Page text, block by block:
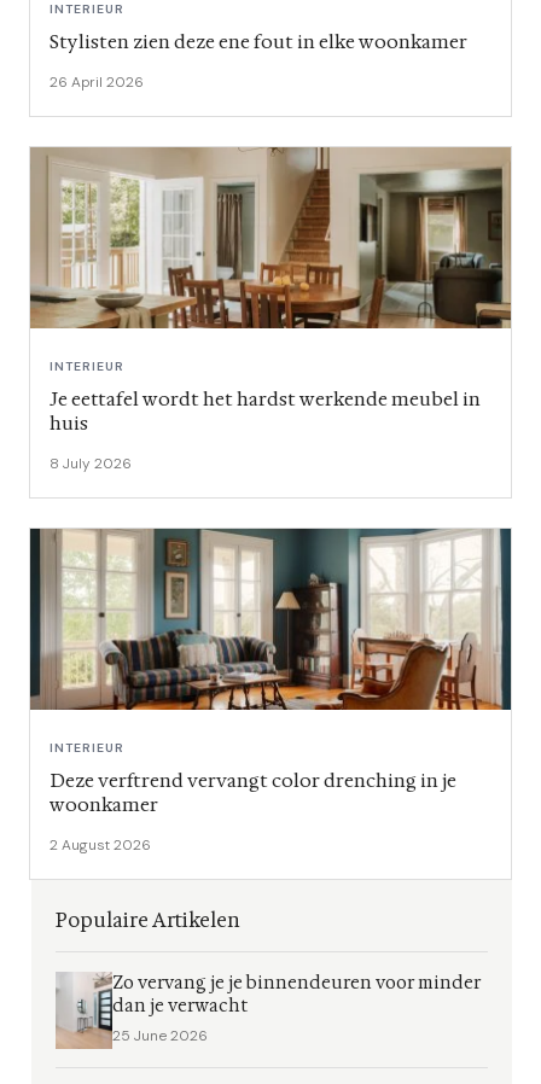
INTERIEUR
Stylisten zien deze ene fout in elke woonkamer
26 April 2026
INTERIEUR
Je eettafel wordt het hardst werkende meubel in
huis
8 July 2026
INTERIEUR
Deze verftrend vervangt color drenching in je
woonkamer
2 August 2026
Populaire Artikelen
Zo vervang je je binnendeuren voor minder
dan je verwacht
25 June 2026